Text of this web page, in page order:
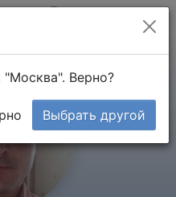
Верно?
Выбрать другой